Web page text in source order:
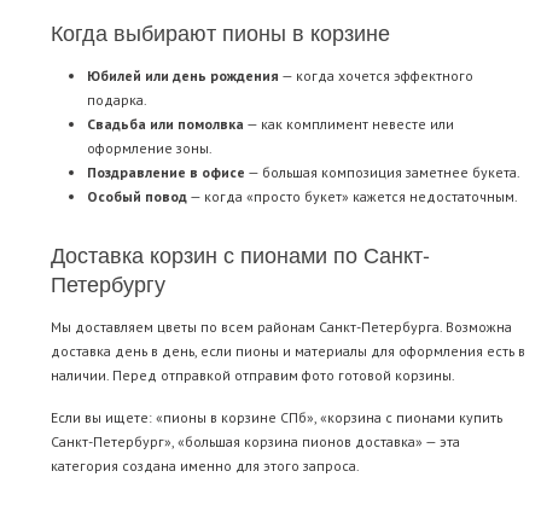
Когда выбирают пионы в корзине
Юбилей или день рождения — когда хочется эффектного
подарка.
Свадьба или помолвка — как комплимент невесте или
оформление зоны.
Поздравление в офисе — большая композиция заметнее букета.
Особый повод — когда «просто букет» кажется недостаточным.
Доставка корзин с пионами по Санкт-
Петербургу
Мы доставляем цветы по всем районам Санкт-Петербурга. Возможна
доставка день в день, если пионы и материалы для оформления есть в
наличии. Перед отправкой отправим фото готовой корзины.
Если вы ищете: «пионы в корзине СПб», «корзина с пионами купить
Санкт-Петербург», «большая корзина пионов доставка» — эта
категория создана именно для этого запроса.